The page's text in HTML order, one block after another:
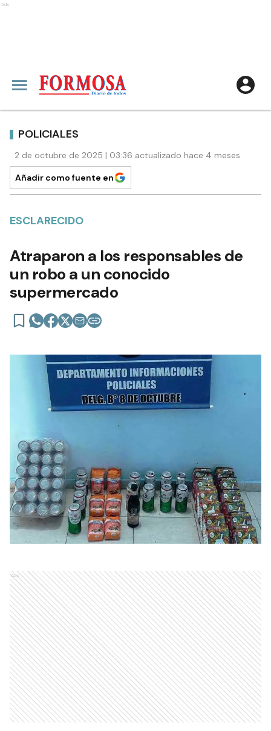
Ads
POLICIALES
2 de octubre de 2025 | 03:36 actualizado hace 4 meses
Añadir como fuente en
ESCLARECIDO
Atraparon a los responsables de
un robo a un conocido
supermercado
Ads